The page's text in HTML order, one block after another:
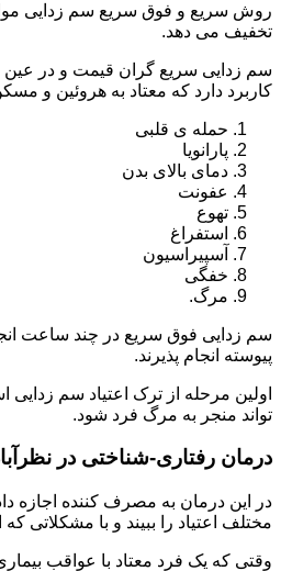
روش سریع و فوق سریع سم زدایی
تخفیف می دهد.
سم زدایی سریع گران قیمت و در عین
کاربرد دارد که معتاد به هروئین و
حمله ی قلبی
پارانویا
دمای بالای بدن
عفونت
تهوع
استفراغ
آسپیراسیون
خفگی
مرگ.
پیوسته انجام پذیرند.
اولین مرحله از ترک اعتیاد سم
تواند منجر به مرگ فرد شود.
درمان رفتاری-شناختی در
مختلف اعتیاد را ببیند و با مشکلاتی
وقتی که یک فرد معتاد با عواقب